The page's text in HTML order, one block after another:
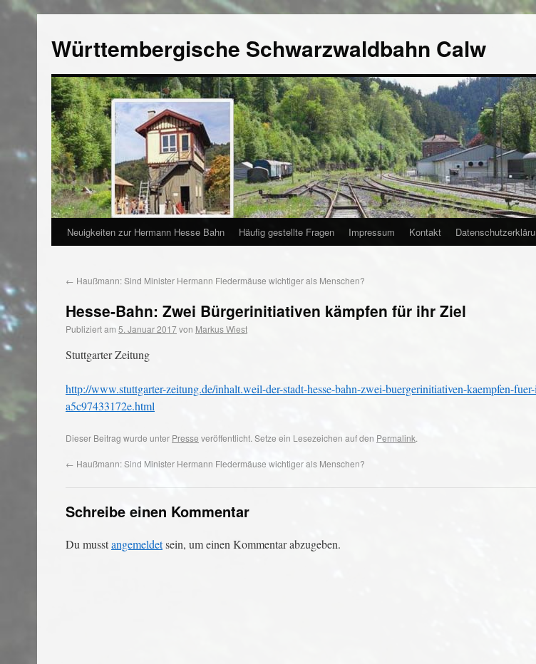
Württembergische Schwarzwaldbahn Calw
Neuigkeiten zur Hermann Hesse Bahn Häufig gestellte Fragen Impressum Kontakt
← Haußmann: Sind Minister Hermann Fledermäuse wichtiger als Menschen?
Hesse-Bahn: Zwei Bürgerinitiativen kämpfen für ihr Ziel
Publiziert am 5. Januar 2017von Markus Wiest
Stuttgarter Zeitung
http://www.stuttgarter-zeitung.de/inhalt.weil-der-stadt-hesse-bahn-zwei-buergerinitiativen-kaempfen-
a5c97433172e.html
Dieser Beitrag wurde unter Presse veröffentlicht. Setze ein Lesezeichen auf den Permalink.
← Haußmann: Sind Minister Hermann Fledermäuse wichtiger als Menschen?
Schreibe einen Kommentar
Du musstangemeldetsein, um einen Kommentar abzugeben.